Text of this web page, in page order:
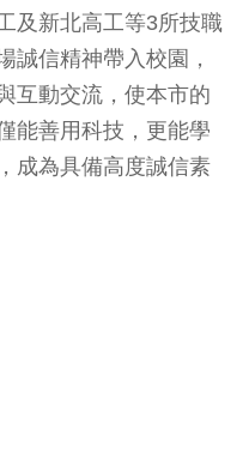
及新北高工等3所技職
誠信精神帶入校園，
互動交流，使本市的
能善用科技，更能學
成為具備高度誠信素